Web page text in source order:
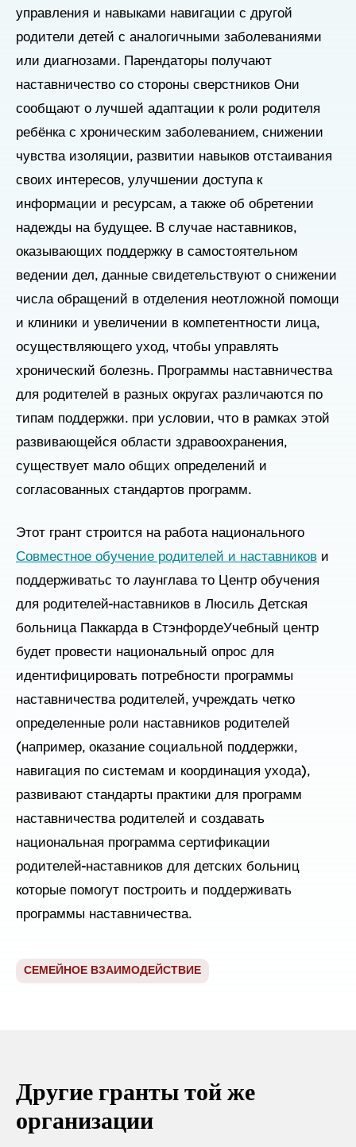
управления и навыками навигации с другой
родители детей с аналогичными заболеваниями
или диагнозами. Парендаторы получают
наставничество со стороны сверстников Они
сообщают о лучшей адаптации к роли родителя
ребёнка с хроническим заболеванием, снижении
чувства изоляции, развитии навыков отстаивания
своих интересов, улучшении доступа к
информации и ресурсам, а также об обретении
надежды на будущее. В случае наставников,
оказывающих поддержку в самостоятельном
ведении дел, данные свидетельствуют о снижении
числа обращений в отделения неотложной помощи
и клиники и увеличении в компетентности лица,
осуществляющего уход, чтобы управлять
хронический болезнь. Программы наставничества
для родителей в разных округах различаются по
типам поддержки. при условии, что в рамках этой
развивающейся области здравоохранения,
существует мало общих определений и
согласованных стандартов программ.
Этот грант строится на работа национального
Совместное обучение родителей и наставников и
поддерживатьс то лаунглава то Центр обучения
для родителей-наставников в Люсиль Детская
больница Паккарда в СтэнфордеУчебный центр
будет провести национальный опрос для
идентифицировать потребности программы
наставничества родителей, учреждать четко
определенные роли наставников родителей
(например, оказание социальной поддержки,
навигация по системам и координация ухода),
развивают стандарты практики для программ
наставничества родителей и создавать
национальная программа сертификации
родителей-наставников для детских больниц
которые помогут построить и поддерживать
программы наставничества.
СЕМЕЙНОЕ ВЗАИМОДЕЙСТВИЕ
Другие гранты той же
организации